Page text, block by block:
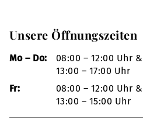
Unsere Öffnungszeiten
Mo – Do:
08:00 – 12:00 Uhr &
13:00 – 17:00 Uhr
Fr:
08:00 – 12:00 Uhr &
13:00 – 15:00 Uhr